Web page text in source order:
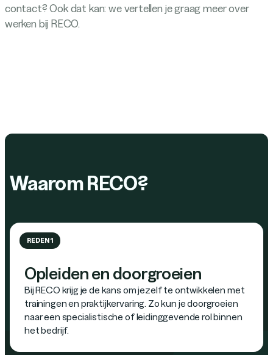
contact? Ook dat kan: we vertellen je graag meer over
werken bij RECO.
Waarom RECO?
REDEN 1
Opleiden en doorgroeien
Bij RECO krijg je de kans om jezelf te ontwikkelen met
trainingen en praktijkervaring. Zo kun je doorgroeien
naar een specialistische of leidinggevende rol binnen
het bedrijf.